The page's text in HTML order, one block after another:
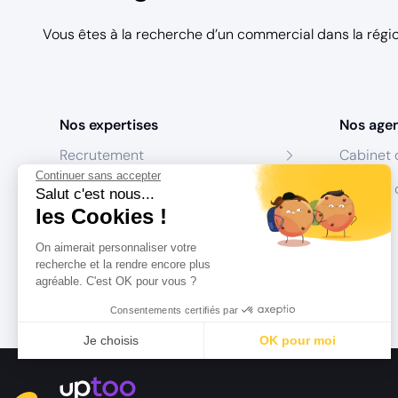
Continuer sans accepter
Salut c'est nous...
les Cookies !
On aimerait personnaliser votre
recherche et la rendre encore plus
agréable. C'est OK pour vous ?
Consentements certifiés par
Je choisis OK pour moi
Notre plateforme vous permet d'adapter et de gérer vos
Vous êtes à la recherche d’un commercial dans la
Nos expertises
Recrutement
Formation
Coaching
Conseil
Nos
Cabinet
Centres